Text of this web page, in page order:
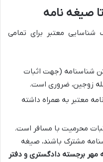
صیغه نامه
شناسایی معتبر برای تمامی
شناسنامه (جهت اثبات
زوجین، ضروری است.
معتبر به همراه داشته
محرمیت با مسافر است.
مشترک باشند، صیغه
مهر برجسته دادگستری و دفتر